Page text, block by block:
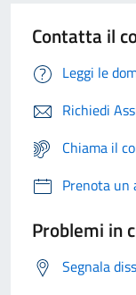
Contatta il
Leggi le
Richiedi
Chiama il
Prenota un
Problemi in
Segnala